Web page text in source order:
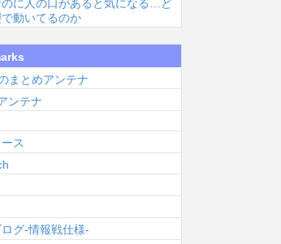
【朗報】ガンダ
ェンズ「泥臭い
です、主人公が
悩ま...
【悲報】大学生
なってから再会
し結...
のに人の口があると気になる…ど
動いてるのか
まとめアンテナ
ンテナ
ス
グ-情報戦仕様-